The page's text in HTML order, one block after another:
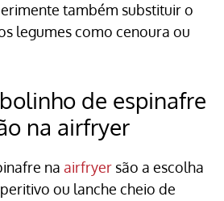
também substituir o
legumes como cenoura ou
de espinafre
na airfryer
na airfryer são a escolha
ou lanche cheio de